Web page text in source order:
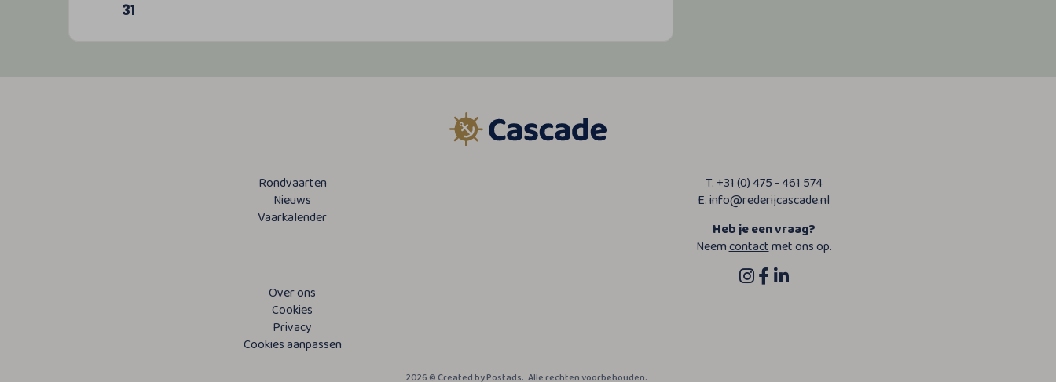
31
Rondvaarten
Nieuws
Vaarkalender
T. +31 (0) 475 - 461 574
E. info@rederijcascade.nl
Heb je een vraag?
Neemcontactmet ons op.
Over ons
Cookies
Privacy
Cookies aanpassen
2026 © Created by Postads. Alle rechten voorbehouden.